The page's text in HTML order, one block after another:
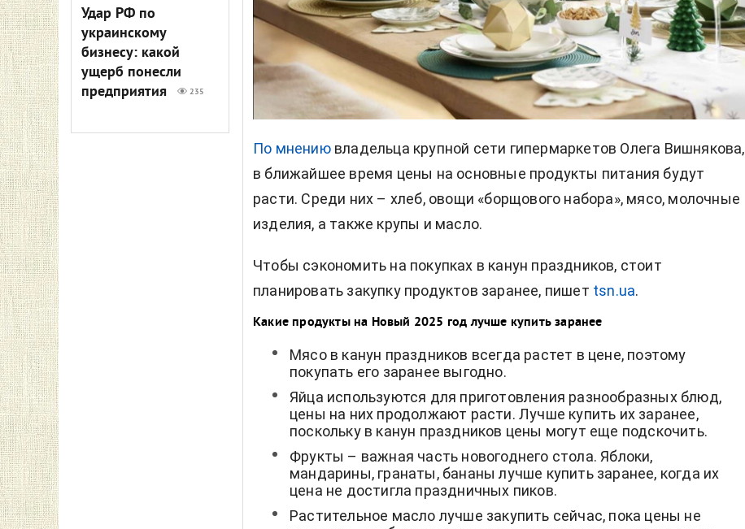
Удар РФ по
украинскому
бизнесу: какой
ущерб понесли
предприятия
235
По мнению владельца крупной сети гипермаркетов Олега Вишнякова,
в ближайшее время цены на основные продукты питания будут
расти. Среди них – хлеб, овощи «борщового набора», мясо, молочные
изделия, а также крупы и масло.
Чтобы сэкономить на покупках в канун праздников, стоит
планировать закупку продуктов заранее, пишет tsn.ua.
Какие продукты на Новый 2025 год лучше купить заранее
Мясо в канун праздников всегда растет в цене, поэтому
покупать его заранее выгодно.
Яйца используются для приготовления разнообразных блюд,
цены на них продолжают расти. Лучше купить их заранее,
поскольку в канун праздников цены могут еще подскочить.
Фрукты – важная часть новогоднего стола. Яблоки,
мандарины, гранаты, бананы лучше купить заранее, когда их
цена не достигла праздничных пиков.
Растительное масло лучше закупить сейчас, пока цены не